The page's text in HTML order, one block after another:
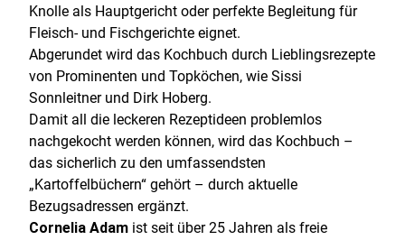
Knolle als Hauptgericht oder perfekte Begleitung für
Fleisch- und Fischgerichte eignet.
Abgerundet wird das Kochbuch durch Lieblingsrezepte
von Prominenten und Topköchen, wie Sissi
Sonnleitner und Dirk Hoberg.
Damit all die leckeren Rezeptideen problemlos
nachgekocht werden können, wird das Kochbuch –
das sicherlich zu den umfassendsten
„Kartoffelbüchern“ gehört – durch aktuelle
Bezugsadressen ergänzt.
Cornelia Adam ist seit über 25 Jahren als freie